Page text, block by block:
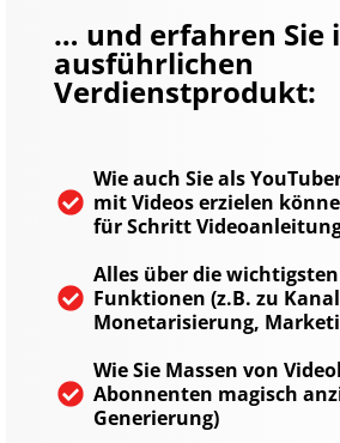
… und erfahren Sie
ausführlichen
Verdienstprodukt:
Wie auch Sie als
mit Videos erzielen
für Schritt
Alles über die wichtigsten
Funktionen (z.B. zu
Monetarisierung,
Wie Sie Massen von
Abonnenten magisch
Generierung)